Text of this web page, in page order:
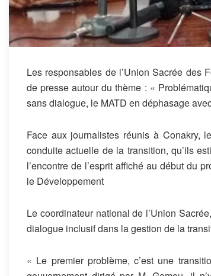
Les responsables de l’Union Sacrée des
de presse autour du thème : «
sans dialogue, le MATD en déphasage
Face aux journalistes réunis à Conakry,
conduite actuelle de la transition, qu’ils
l’encontre de l’esprit affiché au début du
le Développement
Le coordinateur national de l’Union
dialogue inclusif dans la gestion de la
« Le premier problème, c’est une